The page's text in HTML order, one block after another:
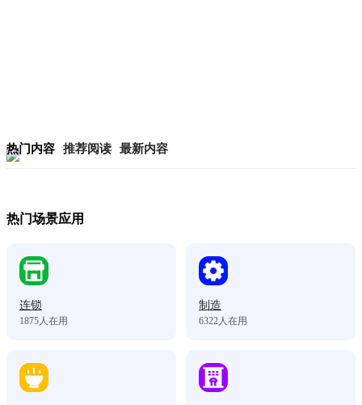
热门内容 推荐阅读 最新内容
热门场景应用
连锁
1875人在用
制造
6322人在用